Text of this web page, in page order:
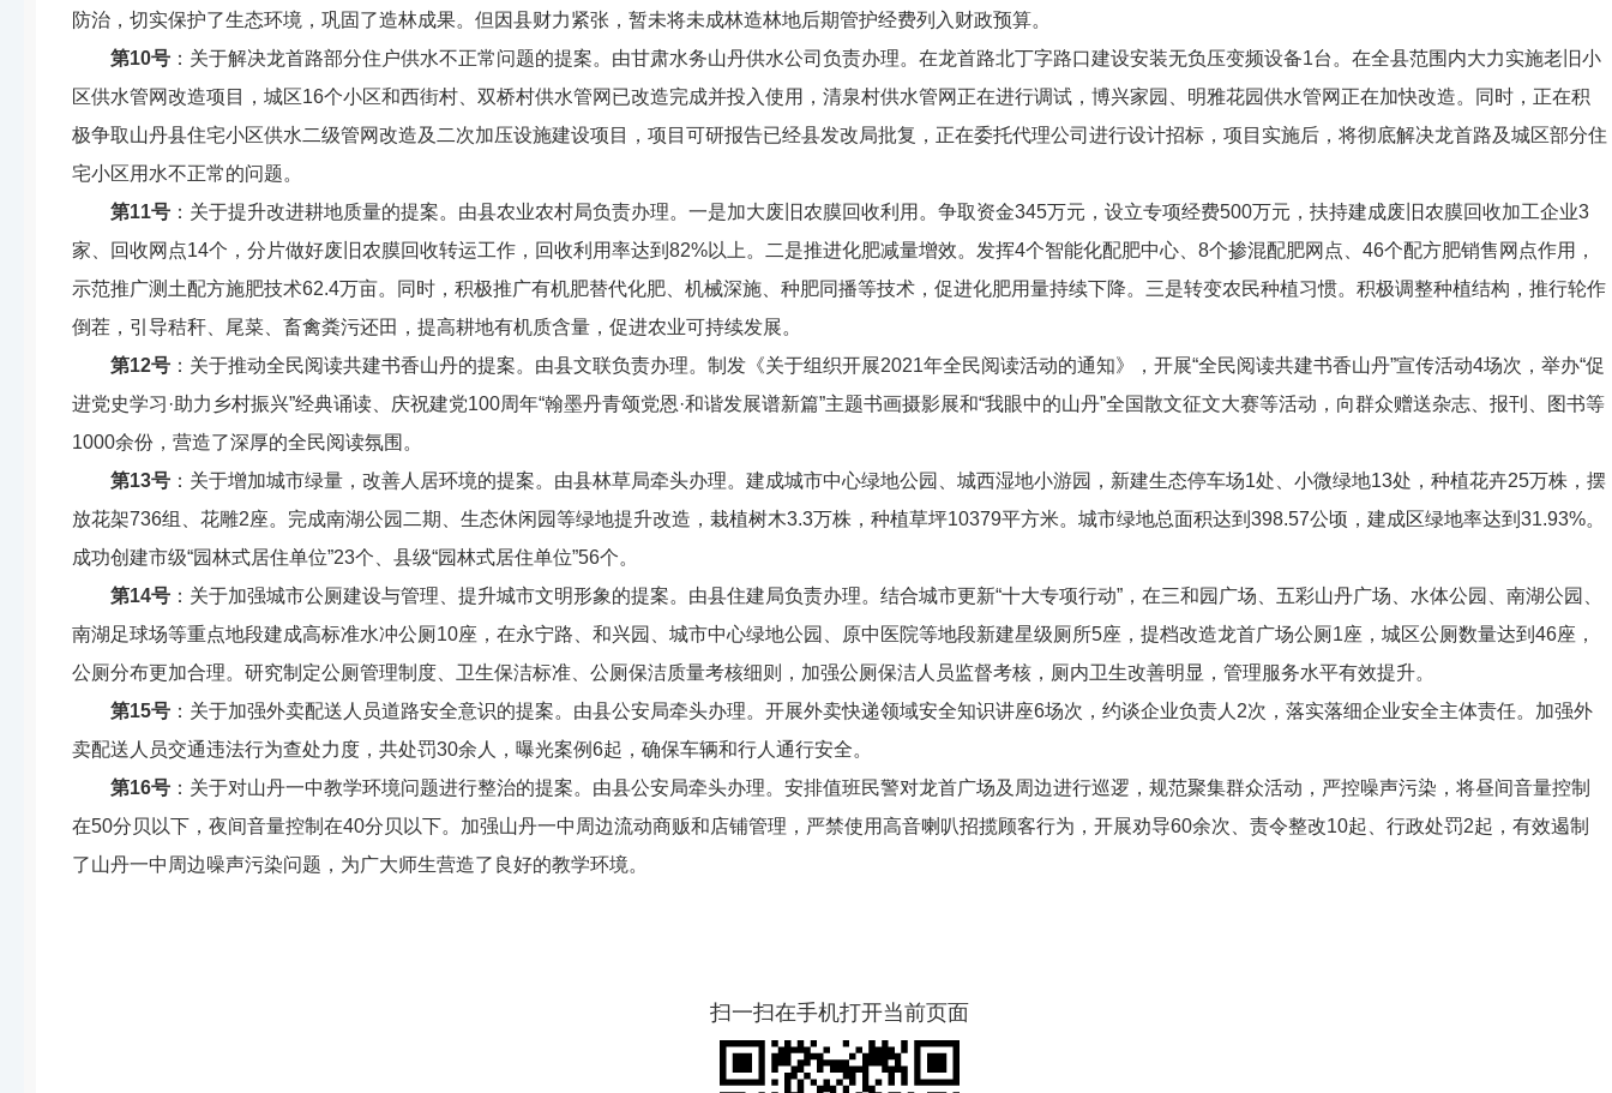
防治，切实保护了生态环境，巩固了造林成果。 但 因县财力紧张，暂未将未成林造林地后期管护经费列入财政预算。
第10号 ： 关于解决龙首路部分住户供水不正常问题的提案。 由甘肃水务山丹供水公司负责办理。在龙首路北丁字路口建设安装无负压变频设备1台。在全县范围内大力实施老旧小
区供水管网改造项目， 城区16个小区和西街村、双桥村供水管网已改造完成并投入使用 ， 清泉村供水管网正在进行调试 ， 博兴家园、明雅花园供水管网正在加快改造。同时，正在积
极争取山丹县住宅小区供水二级管网改造及二次加压设施建设项目，项目可研报告已经县发改局批复，正在委托代理公司进行设计招标 ， 项目实施后 ，将彻底解决龙首路及城区部分住
宅小区用水不正常的问题。
第11号 ： 关于提升改进耕地质量的提案。 由县农业农村局负责办理。 一是加大废旧农膜回收利用。 争取资金345万元，设立专项经费500万元，扶持建成废旧农膜回收加工企业3
家
回收网点14个，分片做好废旧农膜回收转运工作，回收利用率达到 82%以上。 二是推进化肥减量增效。 发挥4个智能化配肥中心、 8个掺混配肥网点 46个配方肥销售网点作用，
示范推广测土配方施肥技术62.4万亩。 同时，积极推广有机肥替代化肥 机械深施、种肥同播等技术， 促进化肥用量持续下降。 三是转变农民种植习惯。 积极调整种植结构，推行轮作
倒茬 ，引导秸秆、尾菜、畜禽粪污还田，提高耕地有机质含量，促进农业可持续发展。
第12号 ： 关于推动全民阅读共建书香山丹的提案。 由县文联负责办理。制发《关于组织开展2021年全民阅读活动的通知》，开展“全民阅读共建书香山丹”宣传活动4场次，举办“促
进党史学习 ·助力乡村振兴”经典诵读、庆祝建党100周年“翰墨丹青颂党恩 ·和谐发展谱新篇”主题书画摄影展和“我眼中的山丹”全国散文征文大赛等活动，向群众赠送杂志、报刊、图书等
1000余份，营造了深厚的全民阅读氛围。
第13号 ： 关于增加城市绿量，改善人居环境的提案。 由县林草局牵头办理。建成城市中心绿地公园、 城西湿地小游园 ，新建生态停车场1处 、小微绿地13处，种植花卉25万株，摆
放花架736组、花雕2座。 完成南湖公园二期 生态休闲园等绿地提升改造，栽植树木3.3万株，种植草坪10379平方米。 城市绿地总面积达到 398.57公顷，建成区绿地率达到 31.93%。
成功创建市级“园林式居住单位”23个、县级“园林式居住单位”56个。
第14号 ： 关于加强城市公厕建设与管理、提升城市文明形象的提案。 由县住建局负责办理。 结合城市更新“十大专项行动” ，在三和园广场、五彩山丹广场、水体公园、南湖公园、
南湖足球场等重点地段建成高标准水冲公厕10座，在永宁路、和兴园、城市中心绿地公园 原中医院等地段新建星级厕所5座，提档改造龙首广场公厕1座，城区公厕数量达到 46座，
公厕分布更加合理。研究制定公厕管理制度、卫生保洁标准
公厕保洁质量考核细则，加强公厕保洁人员监督考核，厕内卫生改善明显，管理服务水平有效提升。
第15号 ： 关于加强外卖配送人员道路安全意识的提案。 由县公安局牵头办理。开展外卖快递领域安全知识讲座6场次，约谈企业负责人 2次，落实落细企业安全主体责任。 加强外
卖配送人员交通违法行为查处力度，共处罚30余人，曝光案例6起，确保车辆和行人 通行安全。
第16号 ： 关于对山丹一中教学环境问题进行整治的提案。 由县公安局牵头办理。安排值班民警对龙首广场及周边进行巡逻， 规范聚集群众活动， 严控噪声污染， 将昼间音量控制
在50分贝以下，夜间音量控制在40分贝以下。加强山丹一中周边流动商贩和店铺管理， 严禁使用高音喇叭招揽顾客行为， 开展劝导60余次、 责令整改10起 、行政处罚2起，有效遏制
了山丹一中周边噪声污染问题，为广大师生营造了良好的教学环境。
扫一扫在手机打开当前页面